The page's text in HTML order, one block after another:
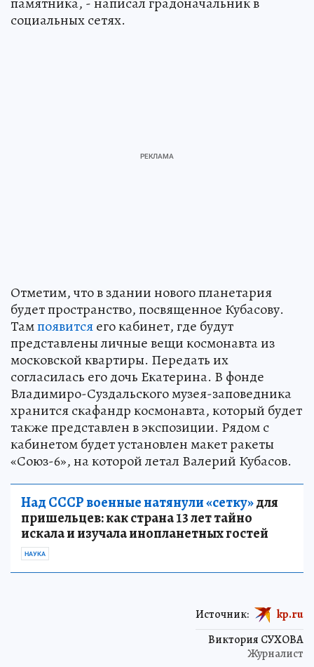
социальных сетях.
Отметим, что в здании нового планетария
будет пространство, посвященное Кубасову.
Тампоявитсяего кабинет, где будут
представлены личные вещи космонавта из
московской квартиры. Передать их
согласилась его дочь Екатерина. В фонде
Владимиро-Суздальского музея-заповедника
хранится скафандр космонавта, который будет
также представлен в экспозиции. Рядом с
кабинетом будет установлен макет ракеты
«Союз-6», на которой летал Валерий Кубасов.
Над СССР военные натянули «сетку»для
пришельцев: как страна 13 лет тайно
искала и изучала инопланетных гостей
НАУКА
Виктория СУХОВА
Журналист
Источник: kp.ru